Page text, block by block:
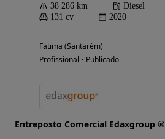
38 286 km Diesel
131 cv
2020
Fátima (Santarém)
Profissional • Publicado
Entreposto Comercial Edaxgroup ®